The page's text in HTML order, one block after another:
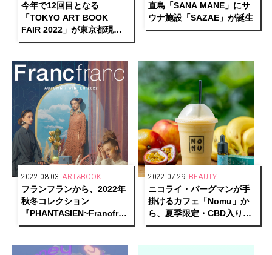
今年で12回目となる
「TOKYO ART BOOK
FAIR 2022」が東京都現代
美術館で開催！
直島「SANA MANE」にサ
ウナ施設「SAZAE」が誕生
2022.08.03 ART&BOOK
フランフランから、2022年
秋冬コレクション
『PHANTASIEN~Francfranc
Shangri-la~』が登場
2022.07.29 BEAUTY
ニコライ・バーグマンが手
掛けるカフェ「Nomu」か
ら、夏季限定・CBD入りス
ムージーが登場